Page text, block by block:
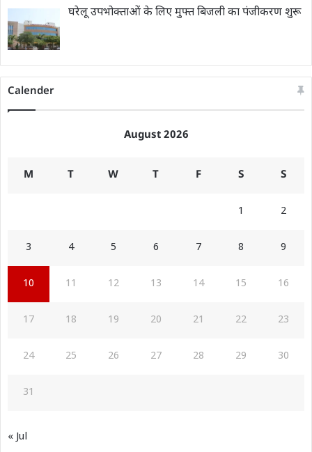
घरेलू उपभोक्ताओं के लिए मुफ्त बिजली का पंजीकरण शुरू
Calender
August 2026
M T W T F S S
1 2
3 4 5 6 7 8 9
10 11 12 13 14 15 16
17 18 19 20 21 22 23
24 25 26 27 28 29 30
31
« Jul